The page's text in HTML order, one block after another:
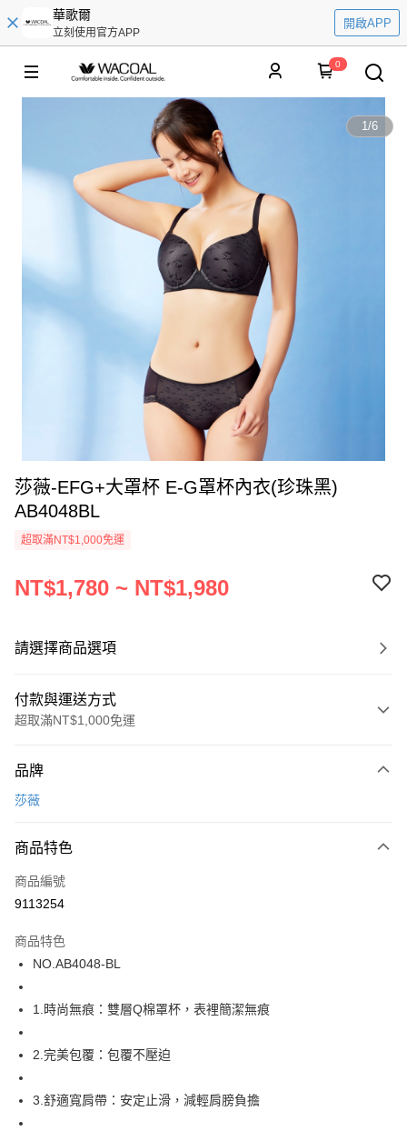
華歌爾
立刻使用官方APP
開啟APP
0
1/6
莎薇-EFG+大罩杯 E-G罩杯內衣(珍珠黑)
AB4048BL
超取滿NT$1,000免運
NT$1,780 ~ NT$1,980
請選擇商品選項
付款與運送方式
超取滿NT$1,000免運
信用卡一次付款
LINE Pay
街口支付
運送方式
全家取貨付款
每筆NT$80，滿NT$1,000(含以上)免運費
付款後全家取貨
7-11取貨付款
品牌
莎薇
商品特色
商品編號
9113254
商品特色
NO.AB4048-BL
1.時尚無痕：雙層Q棉罩杯，表裡簡潔無痕
2.完美包覆：包覆不壓迫
3.舒適寬肩帶：安定止滑，減輕肩膀負擔